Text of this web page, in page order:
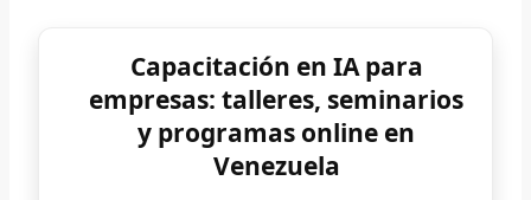
Capacitación en IA para
empresas: talleres, seminarios
y programas online en
Venezuela